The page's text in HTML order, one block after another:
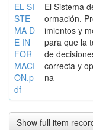
EL SI
STE
MA D
E IN
FOR
MACI
ON.p
df
El Sistema
ormación.
imientos y
para que la
de
correcta y
na
Show full item